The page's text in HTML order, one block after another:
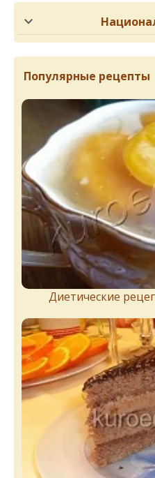
Популярные рецепты
Диетические